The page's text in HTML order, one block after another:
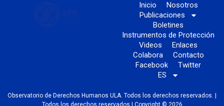
Inicio
Nosotros
Publicaciones
Boletines
Instrumentos de Protección
Videos
Enlaces
Colabora
Contacto
Facebook
Twitter
ES
Observatorio de Derechos Humanos ULA. Todos los derechos reservados. |
Todos los derechos reservados | Copyright © 2026